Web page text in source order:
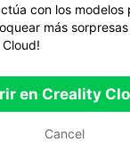
con los
más sorpresas
en Creality
Cancel